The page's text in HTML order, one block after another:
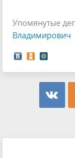
Упомянутые
Владимирович